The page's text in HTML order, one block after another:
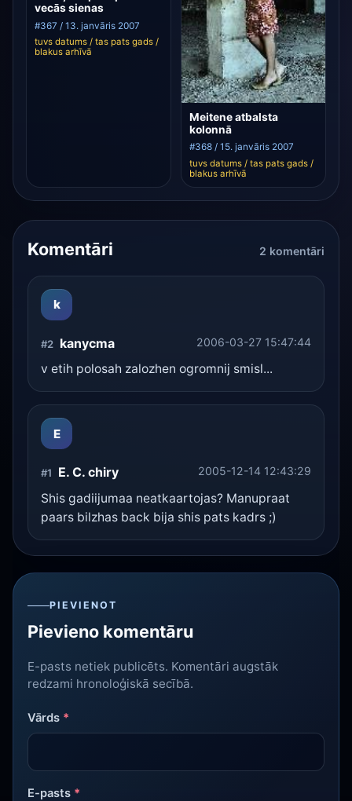
vecās sienas
#367 / 13. janvāris 2007
tuvs datums / tas pats gads /
blakus arhīvā
Meitene atbalsta
kolonnā
#368 / 15. janvāris 2007
tuvs datums / tas pats gads /
blakus arhīvā
Komentāri 2 komentāri
k
#2 kanycma 2006-03-27 15:47:44
v etih polosah zalozhen ogromnij smisl...
E
#1 E. C. chiry 2005-12-14 12:43:29
Shis gadiijumaa neatkaartojas? Manupraat
paars bilzhas back bija shis pats kadrs ;)
PIEVIENOT
Pievieno komentāru
E-pasts netiek publicēts. Komentāri augstāk
redzami hronoloģiskā secībā.
Vārds *
E-pasts *